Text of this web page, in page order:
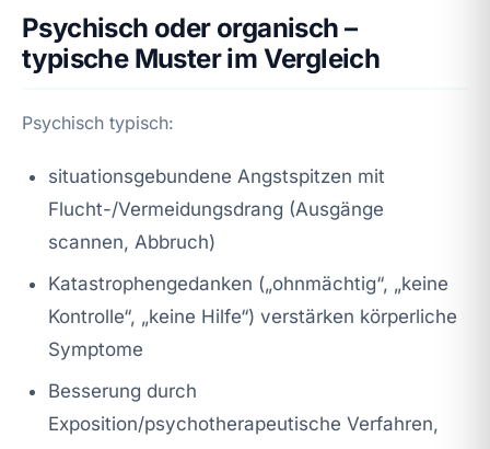
Psychisch oder organisch –
typische Muster im Vergleich
Psychisch typisch:
situationsgebundene Angstspitzen mit
Flucht-/Vermeidungsdrang (Ausgänge
scannen, Abbruch)
Katastrophengedanken („ohnmächtig“, „keine
Kontrolle“, „keine Hilfe“) verstärken körperliche
Symptome
Besserung durch
Exposition/psychotherapeutische Verfahren,